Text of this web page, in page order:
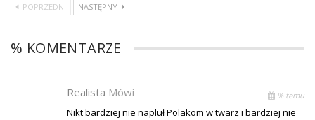
POPRZEDNI NASTĘPNY
% KOMENTARZE
Realista Mówi % temu
Nikt bardziej nie napluł Polakom w twarz i bardziej nie